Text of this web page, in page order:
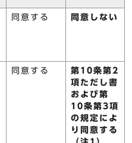
同意する 同意しない
同意する
第10条第2
項ただし書
および第
10条第3項
の規定によ
り同意する